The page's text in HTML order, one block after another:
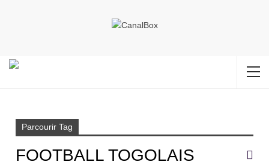
Parcourir Tag
FOOTBALL TOGOLAIS